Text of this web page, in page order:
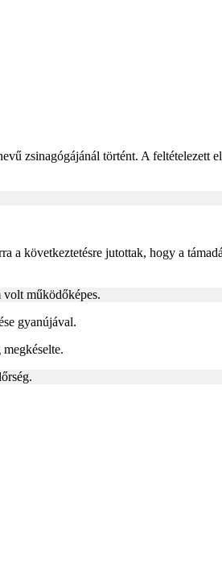
zsinagógájánál történt. A feltételezett
a következtetésre jutottak, hogy a
volt működőképes.
gyanújával.